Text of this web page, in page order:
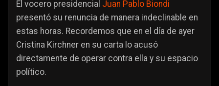
El vocero presidencial Juan Pablo Biondi
presentó su renuncia de manera indeclinable en
estas horas. Recordemos que en el día de ayer
Cristina Kirchner en su carta lo acusó
directamente de operar contra ella y su espacio
político.